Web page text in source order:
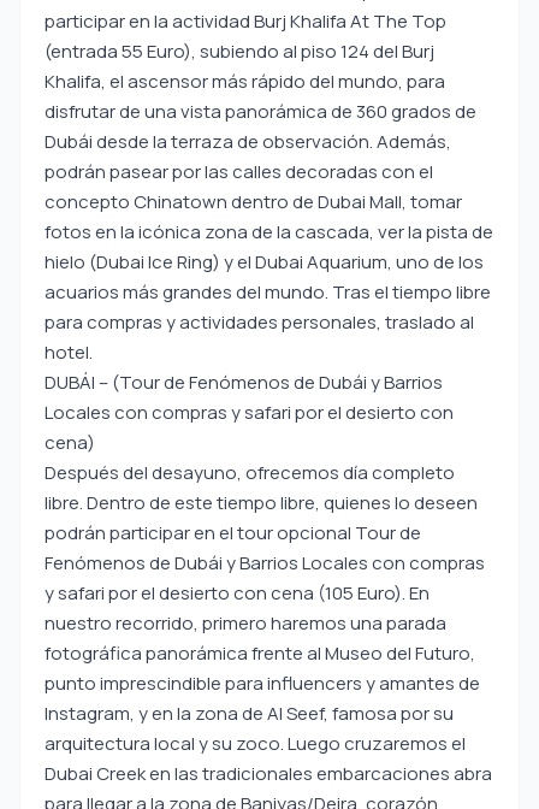
participar en la actividad Burj Khalifa At The Top
(entrada 55 Euro), subiendo al piso 124 del Burj
Khalifa, el ascensor más rápido del mundo, para
disfrutar de una vista panorámica de 360 grados de
Dubái desde la terraza de observación. Además,
podrán pasear por las calles decoradas con el
concepto Chinatown dentro de Dubai Mall, tomar
fotos en la icónica zona de la cascada, ver la pista de
hielo (Dubai Ice Ring) y el Dubai Aquarium, uno de los
acuarios más grandes del mundo. Tras el tiempo libre
para compras y actividades personales, traslado al
hotel.
DUBÁI – (Tour de Fenómenos de Dubái y Barrios
Locales con compras y safari por el desierto con
cena)
Después del desayuno, ofrecemos día completo
libre. Dentro de este tiempo libre, quienes lo deseen
podrán participar en el tour opcional Tour de
Fenómenos de Dubái y Barrios Locales con compras
y safari por el desierto con cena (105 Euro). En
nuestro recorrido, primero haremos una parada
fotográfica panorámica frente al Museo del Futuro,
punto imprescindible para influencers y amantes de
Instagram, y en la zona de Al Seef, famosa por su
arquitectura local y su zoco. Luego cruzaremos el
Dubai Creek en las tradicionales embarcaciones abra
para llegar a la zona de Baniyas/Deira, corazón